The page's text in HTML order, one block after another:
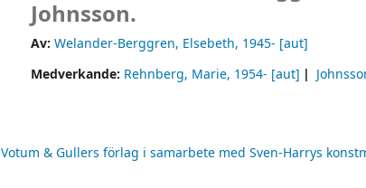
Johnsson.
Av: Welander-Berggren, Elsebeth, 1945- [aut]
Medverkande: Rehnberg, Marie, 1954- [aut]
Votum & Gullers förlag i samarbete med Sven-Harrys